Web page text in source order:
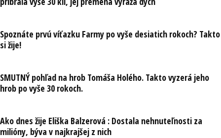
Spoznáte prvú víťazku Farmy po vyše desiatich rokoch? Takto
si žije!
SMUTNÝ pohľad na hrob Tomáša Holého. Takto vyzerá jeho
hrob po vyše 30 rokoch.
Ako dnes žije Eliška Balzerová : Dostala nehnuteľnosti za
milióny, býva v najkrajšej z nich